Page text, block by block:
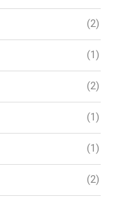
(2)
(1)
(2)
(1)
(1)
(2)